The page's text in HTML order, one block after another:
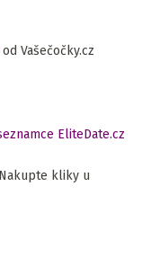
od Vašečočky.cz
EliteDate.cz
kliky u